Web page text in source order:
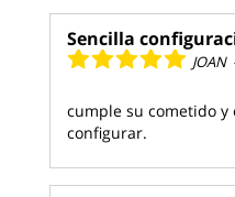
Sencilla
JOAN
cumple su cometido y
configurar.